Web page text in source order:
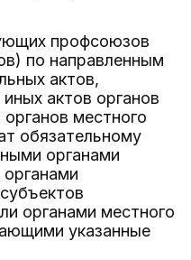
профсоюзов
по направленным
актов,
актов органов
местного
обязательному
органами
органами
органами местного
указанные